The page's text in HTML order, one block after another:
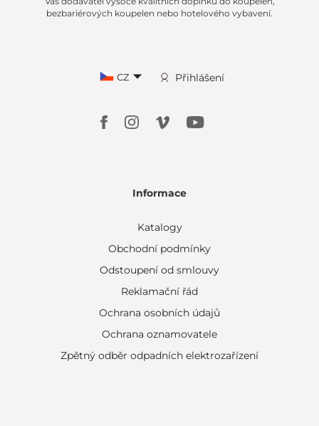
bezbariérových koupelen nebo hotelového vybavení.
CZ Přihlášení
Informace
Katalogy
Obchodní podmínky
Odstoupení od smlouvy
Reklamační řád
Ochrana osobních údajů
Ochrana oznamovatele
Zpětný odběr odpadních elektrozařízení